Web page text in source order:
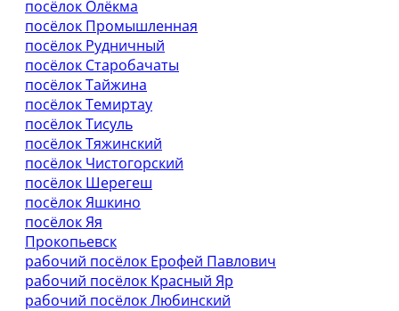
посёлок Олёкма
посёлок Промышленная
посёлок Рудничный
посёлок Старобачаты
посёлок Тайжина
посёлок Темиртау
посёлок Тисуль
посёлок Тяжинский
посёлок Чистогорский
посёлок Шерегеш
посёлок Яшкино
посёлок Яя
Прокопьевск
рабочий посёлок Ерофей Павлович
рабочий посёлок Красный Яр
рабочий посёлок Любинский